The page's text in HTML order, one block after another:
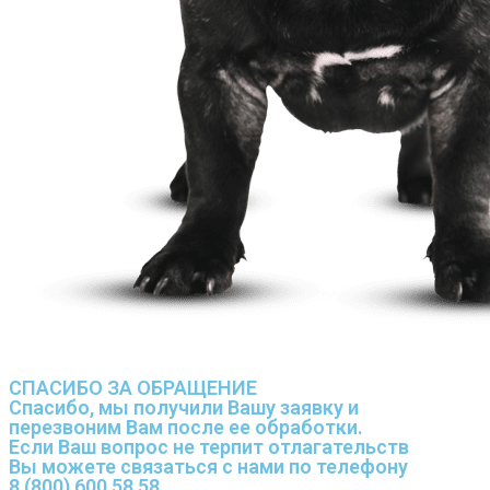
СПАСИБО ЗА ОБРАЩЕНИЕ
Спасибо, мы получили Вашу заявку и
перезвоним Вам после ее обработки.
Если Ваш вопрос не терпит отлагательств
Вы можете связаться с нами по телефону